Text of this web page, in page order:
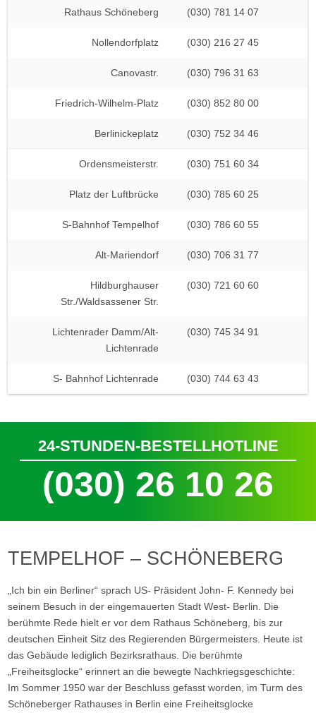
Rathaus Schöneberg (030) 781 14 07
Nollendorfplatz (030) 216 27 45
Canovastr. (030) 796 31 63
Friedrich-Wilhelm-Platz (030) 852 80 00
Berlinickeplatz (030) 752 34 46
Ordensmeisterstr. (030) 751 60 34
Platz der Luftbrücke (030) 785 60 25
S-Bahnhof Tempelhof (030) 786 60 55
Alt-Mariendorf (030) 706 31 77
Hildburghauser
Str./Waldsassener Str.
(030) 721 60 60
Lichtenrader Damm/Alt-
Lichtenrade
(030) 745 34 91
S- Bahnhof Lichtenrade (030) 744 63 43
24-STUNDEN-BESTELLHOTLINE
(030) 26 10 26
TEMPELHOF – SCHÖNEBERG
„Ich bin ein Berliner“ sprach US- Präsident John- F. Kennedy bei
seinem Besuch in der eingemauerten Stadt West- Berlin. Die
berühmte Rede hielt er vor dem Rathaus Schöneberg, bis zur
deutschen Einheit Sitz des Regierenden Bürgermeisters. Heute ist
das Gebäude lediglich Bezirksrathaus. Die berühmte
„Freiheitsglocke“ erinnert an die bewegte Nachkriegsgeschichte:
Im Sommer 1950 war der Beschluss gefasst worden, im Turm des
Schöneberger Rathauses in Berlin eine Freiheitsglocke